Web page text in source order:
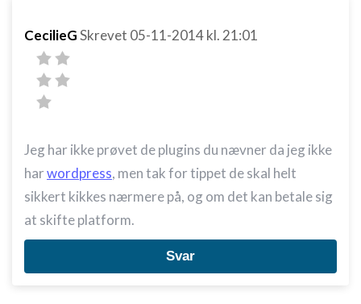
CecilieGSkrevet 05-11-2014kl. 21:01
Jeg har ikke prøvet de plugins du nævner da jeg ikke
harwordpress, men tak for tippet de skal helt
sikkert kikkes nærmere på, og om det kan betale sig
at skifte platform.
Svar